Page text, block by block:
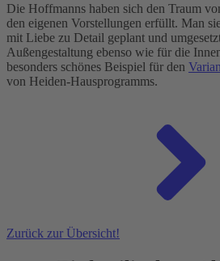
Die Hoffmanns haben sich den Traum
den eigenen Vorstellungen erfüllt. Man
mit Liebe zu Detail geplant und
Außengestaltung ebenso wie für die
besonders schönes Beispiel für den
von Heiden-Hausprogramms.
Zurück zur Übersicht!